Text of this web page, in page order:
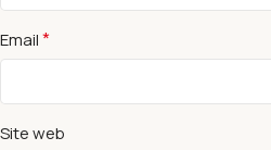
Email*
Site web